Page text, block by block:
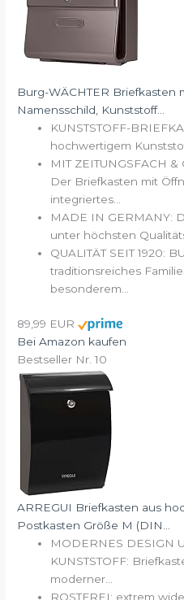
Burg-WÄCHTER Briefkasten
Namensschild, Kunststoff...
KUNSTSTOFF-
hochwertigem
MIT ZEITUNGSFACH
Der Briefkasten mit
integriertes...
MADE IN GERMANY:
unter höchsten
QUALITÄT SEIT 1920:
traditionsreiches
besonderem...
89,99 EUR
Bei Amazon kaufen
Bestseller Nr. 10
ARREGUI Briefkasten aus
Postkasten Größe M (DIN...
MODERNES DESIGN
KUNSTSTOFF:
moderner...
ROSTFREI: extrem